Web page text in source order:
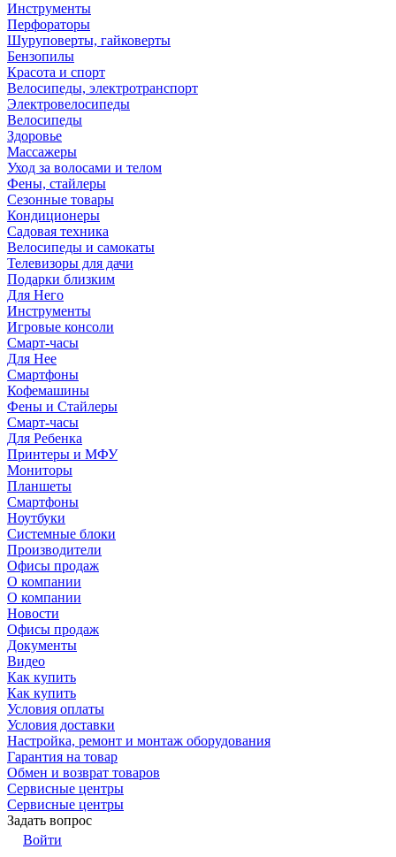
Инструменты
Перфораторы
Шуруповерты, гайковерты
Бензопилы
Красота и спорт
Велосипеды, электротранспорт
Электровелосипеды
Велосипеды
Здоровье
Массажеры
Уход за волосами и телом
Фены, стайлеры
Сезонные товары
Кондиционеры
Садовая техника
Велосипеды и самокаты
Телевизоры для дачи
Подарки близким
Для Него
Инструменты
Игровые консоли
Смарт-часы
Для Нее
Смартфоны
Кофемашины
Фены и Стайлеры
Смарт-часы
Для Ребенка
Принтеры и МФУ
Мониторы
Планшеты
Смартфоны
Ноутбуки
Системные блоки
Производители
Офисы продаж
О компании
О компании
Новости
Офисы продаж
Документы
Видео
Как купить
Как купить
Условия оплаты
Условия доставки
Настройка, ремонт и монтаж оборудования
Гарантия на товар
Обмен и возврат товаров
Сервисные центры
Сервисные центры
Задать вопрос
Войти